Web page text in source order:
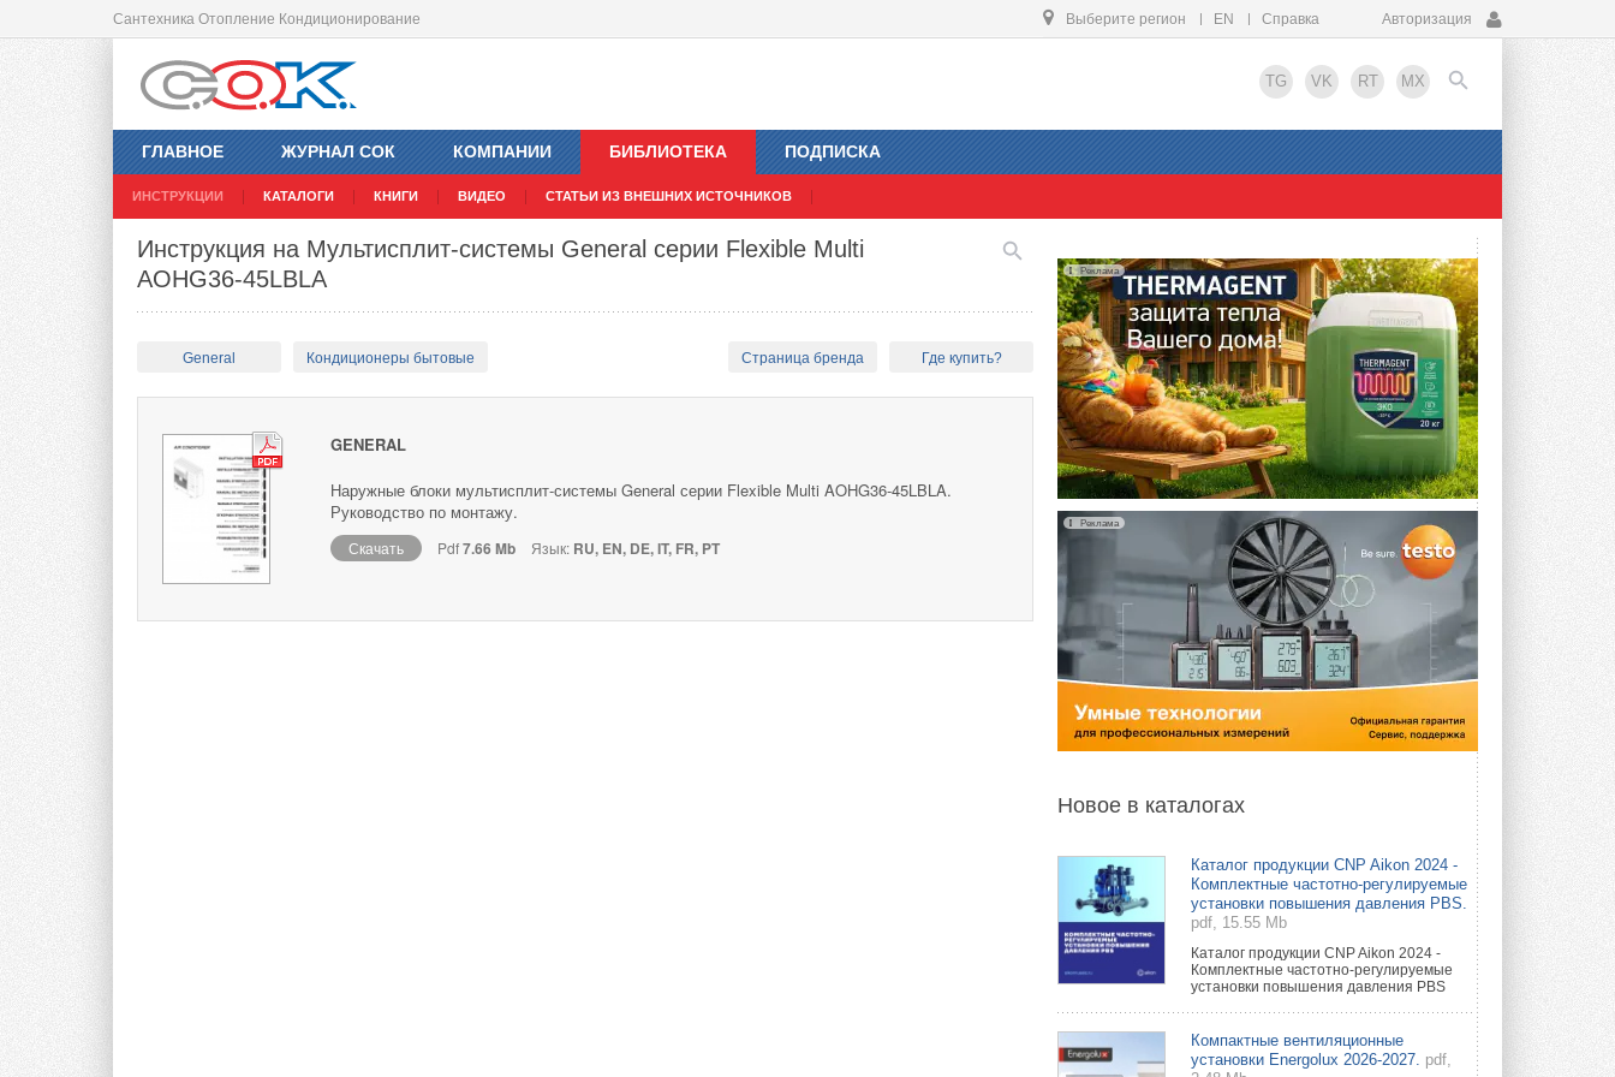
Сантехника Отопление Кондиционирование Выберите регион EN Справка Авторизация
TG VK RT MX
ГЛАВНОЕ ЖУРНАЛ СОК КОМПАНИИ БИБЛИОТЕКА
ИНСТРУКЦИИ КАТАЛОГИ КНИГИ ВИДЕО СТАТЬИ ИЗ ВНЕШНИХ ИСТОЧНИКОВ
ПОДПИСКА
EN
Инструкция на Мультисплит-системы General серии Flexible Multi
AOHG36-45LBLA
General Кондиционеры бытовые Страница бренда Где купить?
GENERAL
Наружные блоки мультисплит-системы General серии Flexible Multi AOHG36-45LBLA.
Руководство по монтажу.
Скачать Pdf7.66 Mb Язык: RU, EN, DE, IT, FR, PT
Реклама
Реклама
Новое в каталогах
Каталог продукции CNP Aikon 2024 -
Комплектные частотно-регулируемые
установки повышения давления PBS.
pdf, 15.55 Mb
Каталог продукции CNP Aikon 2024 -
Комплектные частотно-регулируемые
установки повышения давления PBS
Компактные вентиляционные
установки Energolux 2026-2027. pdf,